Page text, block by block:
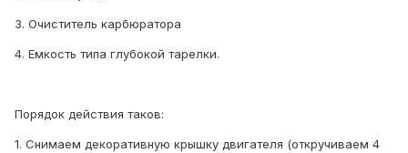
3. Очиститель карбюратора
4. Емкость типа глубокой тарелки.
Порядок действия таков:
1. Снимаем декоративную крышку двигателя (откручиваем 4